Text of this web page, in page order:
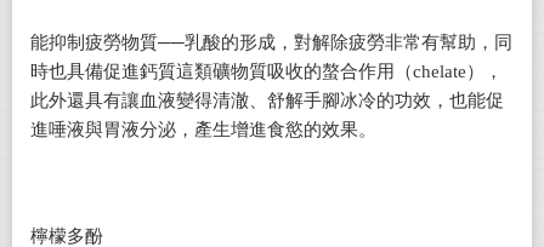
能抑制疲勞物質──乳酸的形成，對解除疲勞非常有幫助，同
時也具備促進鈣質這類礦物質吸收的螯合作用（chelate），
此外還具有讓血液變得清澈、舒解手腳冰冷的功效，也能促
進唾液與胃液分泌，產生增進食慾的效果。
檸檬多酚